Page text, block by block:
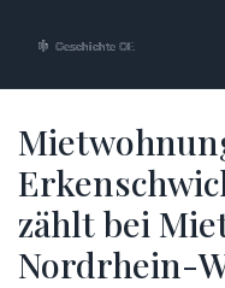
zählt bei
Nordrhein-